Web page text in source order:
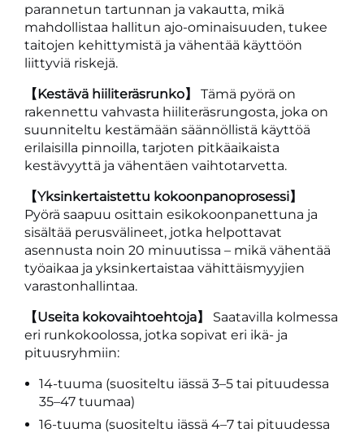
parannetun tartunnan ja vakautta, mikä
mahdollistaa hallitun ajo-ominaisuuden, tukee
taitojen kehittymistä ja vähentää käyttöön
liittyviä riskejä.
【Kestävä hiiliteräsrunko】 Tämä pyörä on
rakennettu vahvasta hiiliteräsrungosta, joka on
suunniteltu kestämään säännöllistä käyttöä
erilaisilla pinnoilla, tarjoten pitkäaikaista
kestävyyttä ja vähentäen vaihtotarvetta.
【Yksinkertaistettu kokoonpanoprosessi】
Pyörä saapuu osittain esikokoonpanettuna ja
sisältää perusvälineet, jotka helpottavat
asennusta noin 20 minuutissa – mikä vähentää
työaikaa ja yksinkertaistaa vähittäismyyjien
varastonhallintaa.
【Useita kokovaihtoehtoja】 Saatavilla kolmessa
eri runkokoolossa, jotka sopivat eri ikä- ja
pituusryhmiin:
14-tuuma (suositeltu iässä 3–5 tai pituudessa
35–47 tuumaa)
16-tuuma (suositeltu iässä 4–7 tai pituudessa